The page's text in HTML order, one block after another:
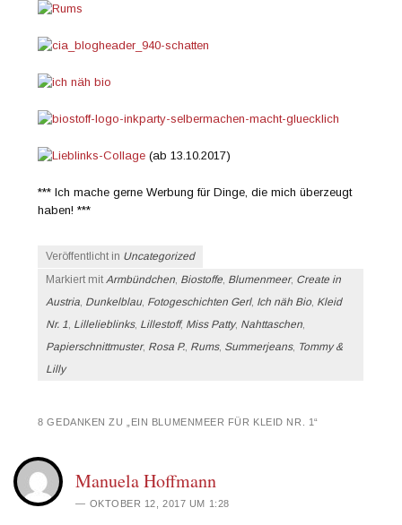
(ab 13.10.2017)
*** Ich mache gerne Werbung für Dinge, die mich überzeugt
haben! ***
Veröffentlicht in Uncategorized
Markiert mit Armbündchen Biostoffe Blumenmeer, Create in
Austria Dunkelblau, Fotogeschichten Gerl, Ich näh Bio Kleid
Nr. 1 Lillelieblinks, Lillestoff, Miss Patty, Nahttaschen
Papierschnittmuster, Rosa P. Rums, Summerjeans, Tommy &
Lilly
8 GEDANKEN ZU „ EIN BLUMENMEER FÜR KLEID NR. 1“
Manuela Hoffmann
OKTOBER 12, 2017 UM 1:28